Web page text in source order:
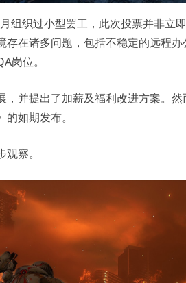
组织过小型罢工，此次投票并非立
存在诸多问题，包括不稳定的远程
岗位。
，并提出了加薪及福利改进方案。
如期发布。
察。